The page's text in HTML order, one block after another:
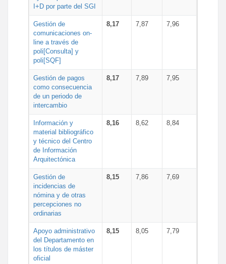
I+D por parte del SGI
Gestión de
comunicaciones on-
line a través de
poli[Consulta] y
poli[SQF]
8,17 7,87 7,96
Gestión de pagos
como consecuencia
de un periodo de
intercambio
8,17 7,89 7,95
Información y
material bibliográfico
y técnico del Centro
de Información
Arquitectónica
8,16 8,62 8,84
Gestión de
incidencias de
nómina y de otras
percepciones no
ordinarias
8,15 7,86 7,69
Apoyo administrativo
del Departamento en
los títulos de máster
oficial
8,15 8,05 7,79